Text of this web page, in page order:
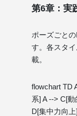
第6章：実
ポーズごと
す。各スタ
載。
flowchart TD
系] A --> C[
D[集中力向